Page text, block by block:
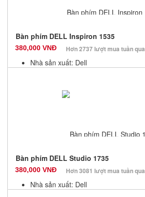
Bàn phím DELL Inspiron 1535
380,000 VNĐ Hơn 2737 lượt mua tuần qua
Nhà sản xuất: Dell
Số lượng: 10
Bàn phím DELL Studio 1735
380,000 VNĐ Hơn 3081 lượt mua tuần qua
Nhà sản xuất: Dell